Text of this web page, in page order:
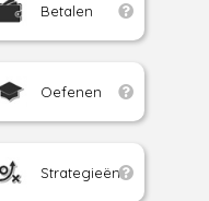
Betalen
Oefenen
Strategieën